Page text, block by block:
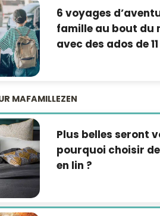
6 voyages
famille au bout du
avec des ados de
MAFAMILLEZEN
Plus belles seront
pourquoi choisir
en lin ?